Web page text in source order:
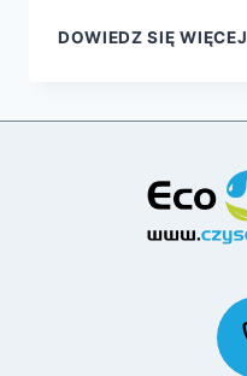
DOWIEDZ SIĘ WIĘCEJ